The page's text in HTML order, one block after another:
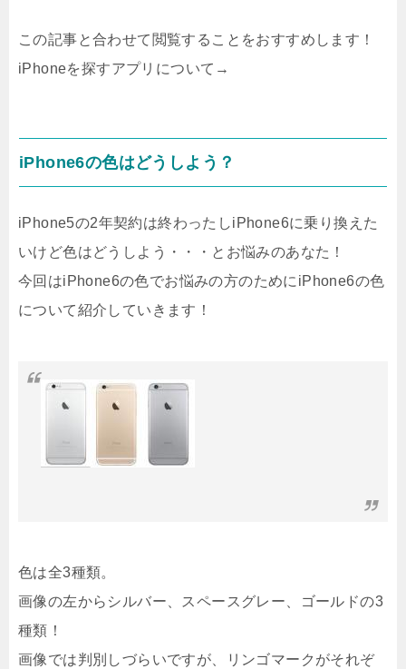
この記事と合わせて閲覧することをおすすめします！
iPhoneを探すアプリについて→
iPhone6の色はどうしよう？
iPhone5の2年契約は終わったしiPhone6に乗り換えた
いけど色はどうしよう・・・とお悩みのあなた！
今回はiPhone6の色でお悩みの方のためにiPhone6の色
について紹介していきます！
色は全3種類。
画像の左からシルバー、スペースグレー、ゴールドの3
種類！
画像では判別しづらいですが、リンゴマークがそれぞ